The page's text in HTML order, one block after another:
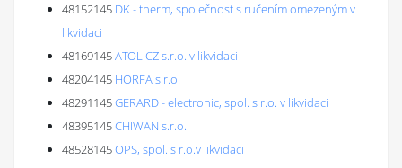
48152145 DK - therm, společnost s ručením omezeným v
likvidaci
48169145ATOL CZ s.r.o. v likvidaci
48204145 HORFA s.r.o.
48291145GERARD - electronic, spol. s r.o. v likvidaci
48395145CHIWAN s.r.o.
48528145OPS, spol. s r.o.v likvidaci